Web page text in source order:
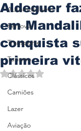
Automobilismo
Ferrovia
Transporte
Turismo
Clássicos
Camiões
Lazer
Aviação
Aldeguer
em
conquista
primeira
Avaliado com NaN